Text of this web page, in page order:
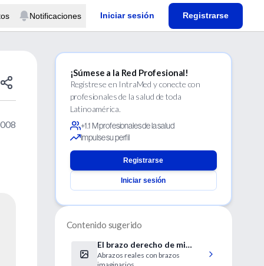
Notificaciones Iniciar sesión Registrarse
¡Súmese a la Red Profesional!
Regístrese en IntraMed y conecte con
profesionales de la salud de toda
Latinoamérica.
+1.1 M profesionales de la salud
Impulse su perfil
Registrarse
Iniciar sesión
Contenido sugerido
El brazo derecho de mi
padre
Abrazos reales con brazos